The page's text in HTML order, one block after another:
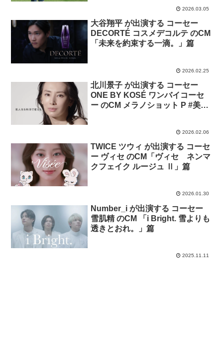
2026.03.05
大谷翔平 が出演する コーセー
DECORTÉ コスメデコルテ のCM
「未来を約束する⼀滴。」篇
2026.02.25
北川景子 が出演する コーセー
ONE BY KOSÉ ワンバイコーセ
ー のCM メラノショット P #美白
2026.02.06
TWICE ツウィ が出演する コーセ
ー ヴィセ のCM「ヴィセ ネンマ
クフェイク ルージュ Ⅱ」篇
2026.01.30
Number_i が出演する コーセー
雪肌精 のCM 「i Bright. 雪よりも
透きとおれ。」篇
2025.11.11